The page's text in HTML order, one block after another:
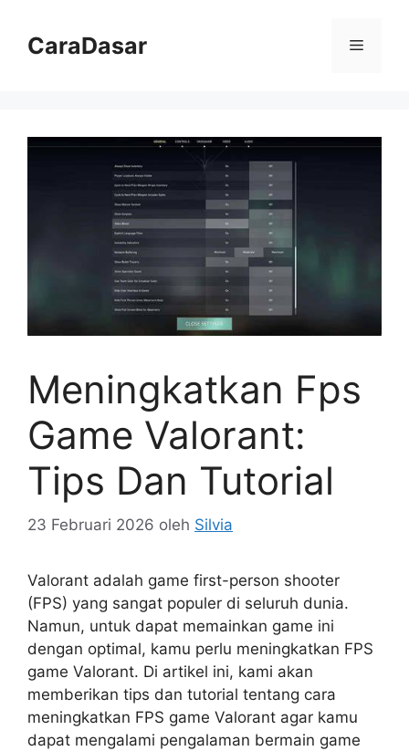
CaraDasar Menu
Meningkatkan Fps
Game Valorant:
Tips Dan Tutorial
23 Februari 2026 oleh Silvia
Valorant adalah game first-person shooter
(FPS) yang sangat populer di seluruh dunia.
Namun, untuk dapat memainkan game ini
dengan optimal, kamu perlu meningkatkan FPS
game Valorant. Di artikel ini, kami akan
memberikan tips dan tutorial tentang cara
meningkatkan FPS game Valorant agar kamu
dapat mengalami pengalaman bermain game